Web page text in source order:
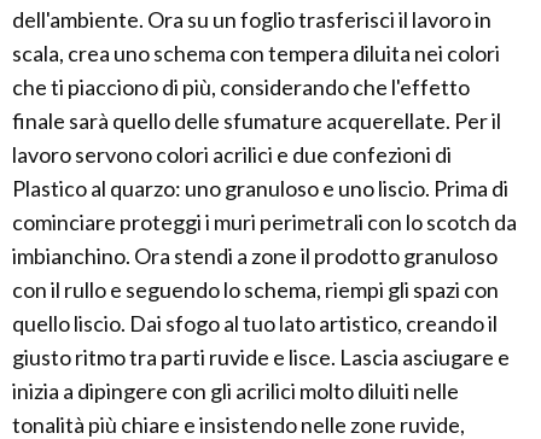
dell'ambiente. Ora su un foglio trasferisci il lavoro in
scala, crea uno schema con tempera diluita nei colori
che ti piacciono di più, considerando che l'effetto
finale sarà quello delle sfumature acquerellate. Per il
lavoro servono colori acrilici e due confezioni di
Plastico al quarzo: uno granuloso e uno liscio. Prima di
cominciare proteggi i muri perimetrali con lo scotch da
imbianchino. Ora stendi a zone il prodotto granuloso
con il rullo e seguendo lo schema, riempi gli spazi con
quello liscio. Dai sfogo al tuo lato artistico, creando il
giusto ritmo tra parti ruvide e lisce. Lascia asciugare e
inizia a dipingere con gli acrilici molto diluiti nelle
tonalità più chiare e insistendo nelle zone ruvide,